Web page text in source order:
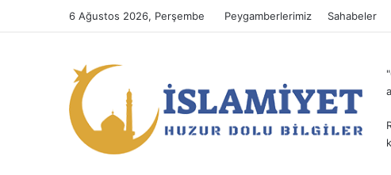
6 Ağustos 2026, Perşembe Peygamberlerimiz Sahabeler